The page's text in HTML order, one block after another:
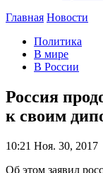
Главная Новости
Политика
В мире
В России
Россия
к своим
10:21 Ноя. 30, 2017
Об этом заявил